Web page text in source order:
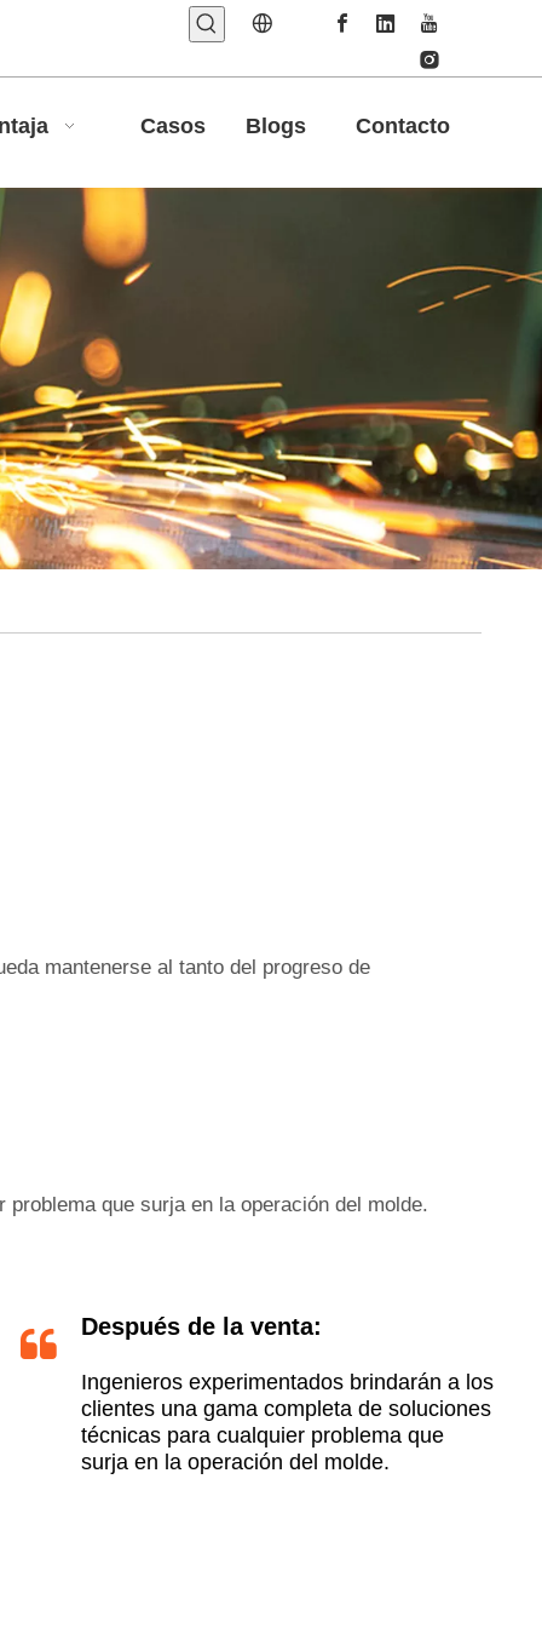
Casos Blogs Contacto
mantenerse al tanto del progreso de
que surja en la operación del molde.
Después de la venta:
Ingenieros experimentados brindarán a los
clientes una gama completa de soluciones
técnicas para cualquier problema que
surja en la operación del molde.